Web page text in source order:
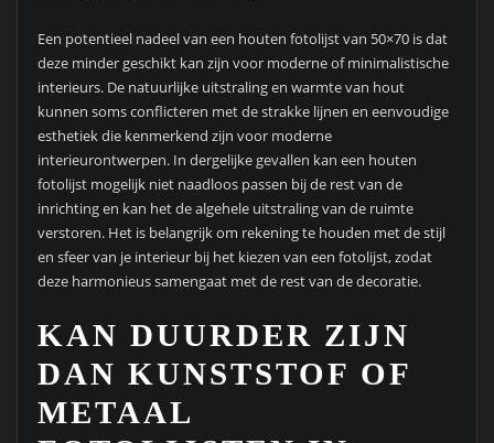
Een potentieel nadeel van een houten fotolijst van 50×70 is dat
deze minder geschikt kan zijn voor moderne of minimalistische
interieurs. De natuurlijke uitstraling en warmte van hout
kunnen soms conflicteren met de strakke lijnen en eenvoudige
esthetiek die kenmerkend zijn voor moderne
interieurontwerpen. In dergelijke gevallen kan een houten
fotolijst mogelijk niet naadloos passen bij de rest van de
inrichting en kan het de algehele uitstraling van de ruimte
verstoren. Het is belangrijk om rekening te houden met de stijl
en sfeer van je interieur bij het kiezen van een fotolijst, zodat
deze harmonieus samengaat met de rest van de decoratie.
KAN DUURDER ZIJN
DAN KUNSTSTOF OF
METAAL